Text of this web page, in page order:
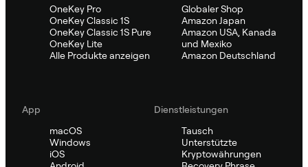
OneKey Pro
OneKey Classic 1S
OneKey Classic 1S Pure
OneKey Lite
Alle Produkte anzeigen
Globaler Shop
Amazon Japan
Amazon USA, Kanada
und Mexiko
Amazon Deutschland
App
macOS
Windows
iOS
Dienstleistungen
Tausch
Unterstützte
Kryptowährungen